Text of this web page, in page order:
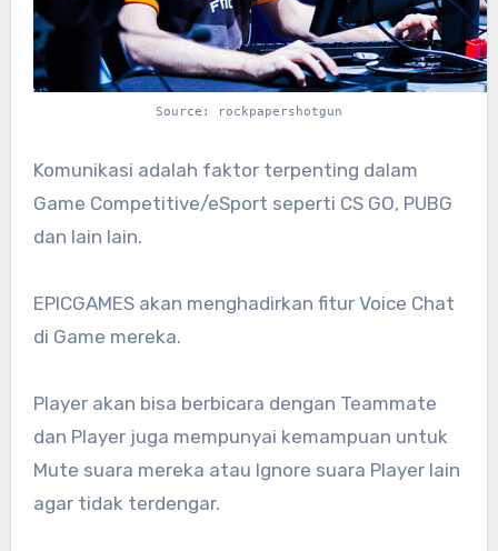
Source: rockpapershotgun
Komunikasi adalah faktor terpenting dalam
Game Competitive/eSport seperti CS GO, PUBG
dan lain lain.
EPICGAMES akan menghadirkan fitur Voice Chat
di Game mereka.
Player akan bisa berbicara dengan Teammate
dan Player juga mempunyai kemampuan untuk
Mute suara mereka atau Ignore suara Player lain
agar tidak terdengar.